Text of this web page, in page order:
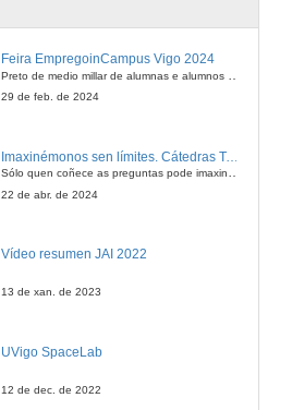
Feira EmpregoinCampus Vigo 2024
29 de feb. de 2024
Imaxinémonos sen límites. Cátedras Telefónica
Sólo quen coñece as preguntas pode imaxinar novas respostas
22 de abr. de 2024
Vídeo resumen JAI 2022
13 de xan. de 2023
UVigo SpaceLab
12 de dec. de 2022